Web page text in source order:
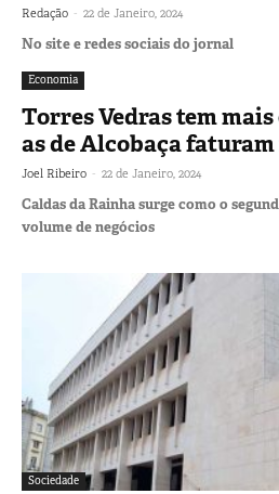
Redação - 22 de Janeiro, 2024
No site e redes sociais do jornal
Economia
Torres Vedras tem
as de Alcobaça
Joel Ribeiro - 22 de Janeiro, 2024
Caldas da Rainha surge como o
volume de negócios
Sociedade